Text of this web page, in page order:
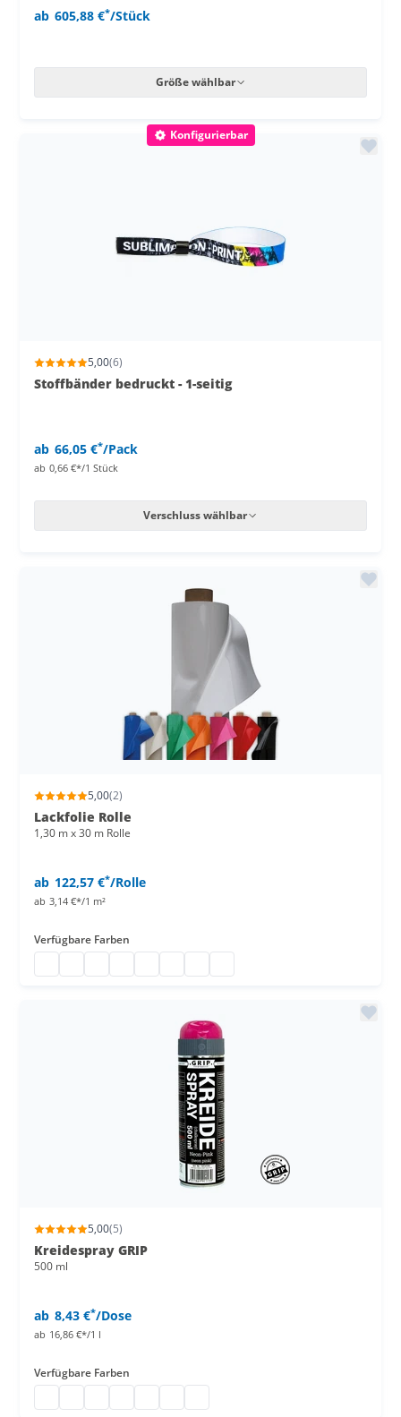
ab 605,88 €*/Stück
Größe wählbar
Konfigurierbar
5,00(6)
Stoffbänder bedruckt - 1-seitig
ab 66,05 €*/Pack
ab 0,66 €*/1 Stück
Verschluss wählbar
5,00(2)
Lackfolie Rolle
1,30 m x 30 m Rolle
ab 122,57 €*/Rolle
ab 3,14 €*/1 m²
Verfügbare Farben
5,00(5)
Kreidespray GRIP
500 ml
ab 8,43 €*/Dose
ab 16,86 €*/1 l
Verfügbare Farben